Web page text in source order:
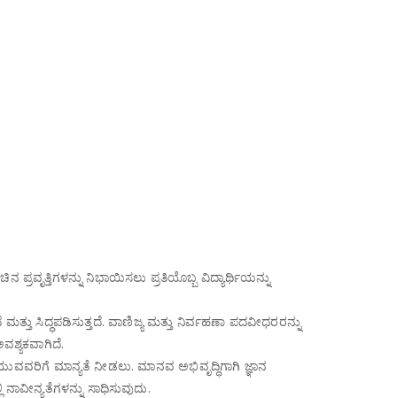
ನಿಭಾಯಿಸಲು ಪ್ರತಿಯೊಬ್ಬ ವಿದ್ಯಾರ್ಥಿಯನ್ನು
ಮತ್ತು ಸಿದ್ಧಪಡಿಸುತ್ತದೆ.ವಾಣಿಜ್ಯ ಮತ್ತು ನಿರ್ವಹಣಾ ಪದವೀಧರರನ್ನು
ಮಾನ್ಯತೆ ನೀಡಲು.ಮಾನವ ಅಭಿವೃದ್ಧಿಗಾಗಿ ಜ್ಞಾನ
ಸಾಧಿಸುವುದು.